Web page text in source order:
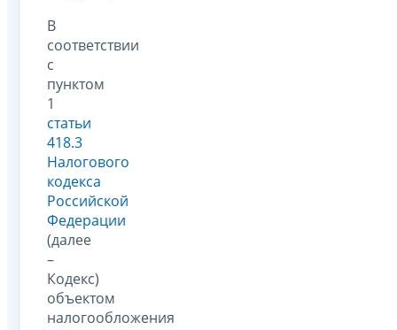
В
соответствии
с
пунктом
1
статьи
418.3
Налогового
кодекса
Российской
Федерации
(далее
–
Кодекс)
объектом
налогообложения